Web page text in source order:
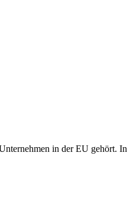
in der EU gehört. In